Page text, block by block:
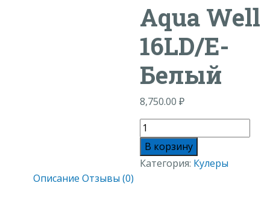
Aqua Well
16LD/E-
Белый
8,750.00₽
Количество
товара
Aqua
Well
В корзину
Категория: Кулеры
Описание Отзывы (0)